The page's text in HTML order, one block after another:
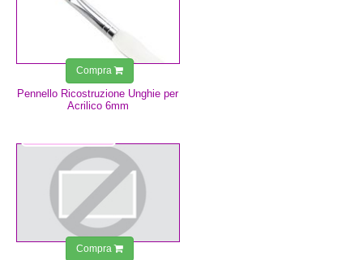
Pennello Ricostruzione Unghie per
Acrilico 6mm
Compra
Compra